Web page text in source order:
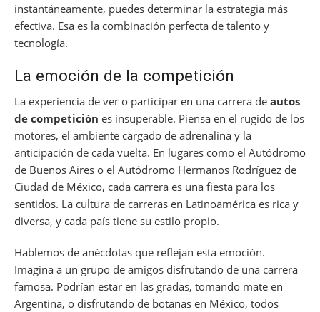
instantáneamente, puedes determinar la estrategia más
efectiva. Esa es la combinación perfecta de talento y
tecnología.
La emoción de la competición
La experiencia de ver o participar en una carrera de autos
de competición es insuperable. Piensa en el rugido de los
motores, el ambiente cargado de adrenalina y la
anticipación de cada vuelta. En lugares como el Autódromo
de Buenos Aires o el Autódromo Hermanos Rodríguez de
Ciudad de México, cada carrera es una fiesta para los
sentidos. La cultura de carreras en Latinoamérica es rica y
diversa, y cada país tiene su estilo propio.
Hablemos de anécdotas que reflejan esta emoción.
Imagina a un grupo de amigos disfrutando de una carrera
famosa. Podrían estar en las gradas, tomando mate en
Argentina, o disfrutando de botanas en México, todos